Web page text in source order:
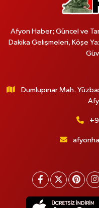
Afyon Haber; Güncel ve
Dakika Gelişmeleri, Köşe
Dumlupınar Mah.